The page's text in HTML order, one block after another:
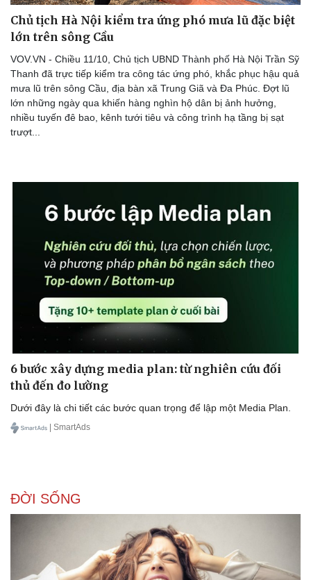
Chủ tịch Hà Nội kiểm tra ứng phó mưa lũ đặc biệt
lớn trên sông Cầu
VOV.VN - Chiều 11/10, Chủ tịch UBND Thành phố Hà Nội Trần Sỹ
Thanh đã trực tiếp kiểm tra công tác ứng phó, khắc phục hậu quả
mưa lũ trên sông Cầu, địa bàn xã Trung Giã và Đa Phúc. Đợt lũ
lớn những ngày qua khiến hàng nghìn hộ dân bị ảnh hưởng,
nhiều tuyến đê bao, kênh tưới tiêu và công trình hạ tầng bị sạt
trượt...
6 bước xây dựng media plan: từ nghiên cứu đối
thủ đến đo lường
Dưới đây là chi tiết các bước quan trọng để lập một Media Plan.
| SmartAds
ĐỜI SỐNG